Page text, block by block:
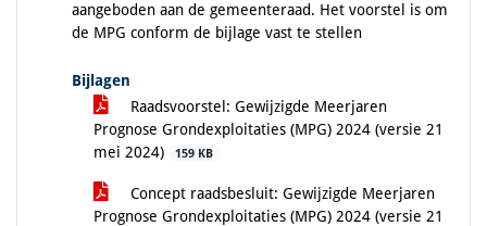
aangeboden aan de gemeenteraad. Het voorstel is om
de MPG conform de bijlage vast te stellen
Bijlagen
Raadsvoorstel: Gewijzigde Meerjaren
Prognose Grondexploitaties (MPG) 2024 (versie 21
mei 2024)
159 KB
Concept raadsbesluit: Gewijzigde Meerjaren
Prognose Grondexploitaties (MPG) 2024 (versie 21